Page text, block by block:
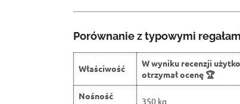
Porównanie z typowymi
Właściwość
W wyniku recenzji
otrzymał ocenę 🏆
Nośność
350 kg